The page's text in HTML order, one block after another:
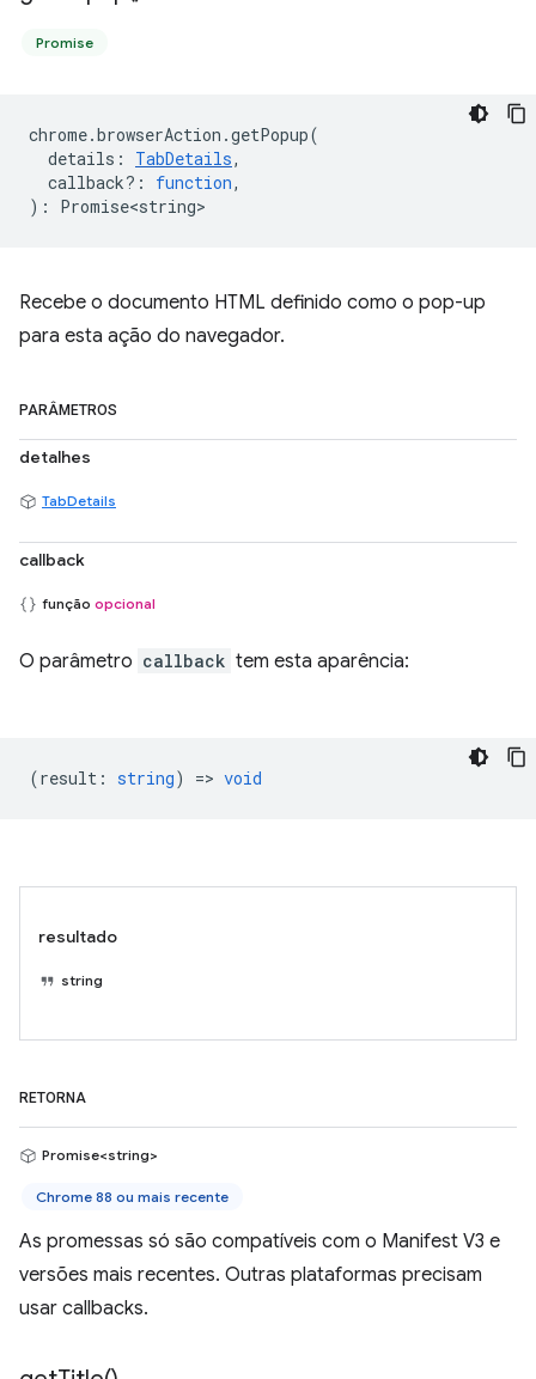
Promise
chrome.browserAction .getPopup(
details : TabDetails,
callback? : function,
) : Promise<string>
Recebe o documento HTML definido como o pop-up
para esta ação do navegador.
PARÂMETROS
detalhes
TabDetails
callback
função opcional
O parâmetro callback tem esta aparência:
(result : string) => void
resultado
string
RETORNA
Promise<string>
Chrome 88 ou mais recente
As promessas só são compatíveis com o Manifest V3 e
versões mais recentes. Outras plataformas precisam
usar callbacks.